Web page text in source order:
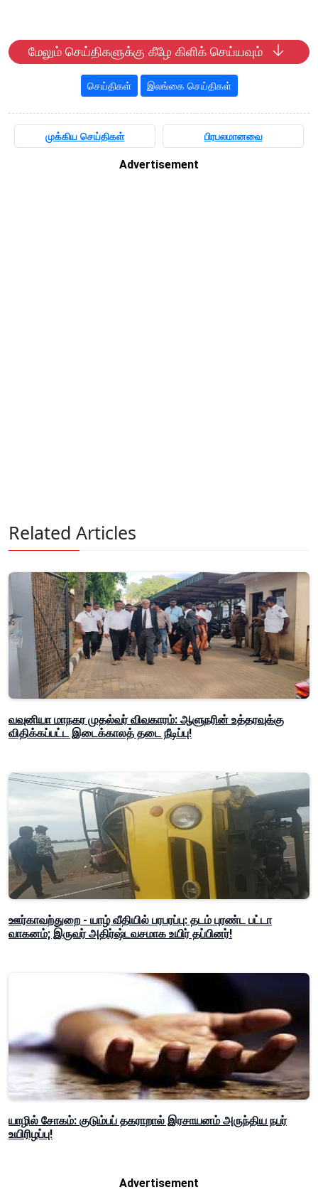
மேலும் செய்திகளுக்கு கீழே கிளிக் செய்யவும்
செய்திகள் இலங்கை செய்திகள்
முக்கிய செய்திகள் பிரபலமானவை
Advertisement
Related Articles
வவுனியா மாநகர முதல்வர் விவகாரம்: ஆளுநரின் உத்தரவுக்கு
விதிக்கப்பட்ட இடைக்காலத் தடை நீடிப்பு!
ஊர்காவற்துறை - யாழ் வீதியில் பரபரப்பு: தடம் புரண்ட பட்டா
வாகனம்; இருவர் அதிர்ஷ்டவசமாக உயிர் தப்பினர்!
யாழில் சோகம்: குடும்பப் தகராறால் இரசாயனம் அருந்திய நபர்
உயிரிழப்பு!
Advertisement